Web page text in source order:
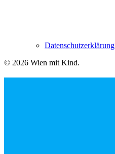
Datenschutzerklärung
© 2026 Wien mit Kind.